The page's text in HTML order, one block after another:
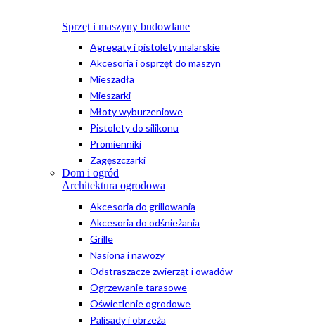
Sprzęt i maszyny budowlane
Agregaty i pistolety malarskie
Akcesoria i osprzęt do maszyn
Mieszadła
Mieszarki
Młoty wyburzeniowe
Pistolety do silikonu
Promienniki
Zagęszczarki
Dom i ogród
Architektura ogrodowa
Akcesoria do grillowania
Akcesoria do odśnieżania
Grille
Nasiona i nawozy
Odstraszacze zwierząt i owadów
Ogrzewanie tarasowe
Oświetlenie ogrodowe
Palisady i obrzeża